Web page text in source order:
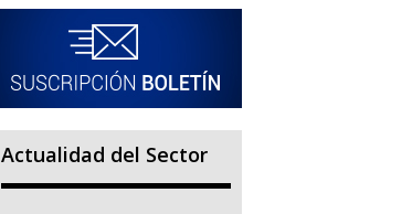
Actualidad del Sector